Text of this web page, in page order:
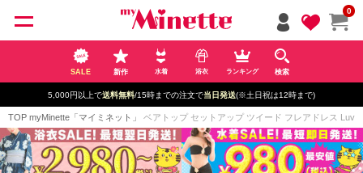
0
SALE 新作 水着 浴衣 ランキング 検索
5,000円以上で送料無料/15時までの注文で当日発送(※土日祝は12時まで)
TOP myMinette「マイミネット」 ベアトップ セットアップ ツイード フレアドレス
ペー
ジト
ップ